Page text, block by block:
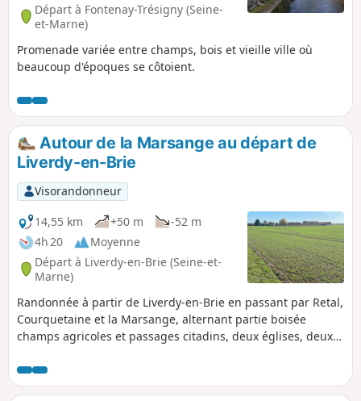
Départ à Fontenay-Trésigny (Seine-
et-Marne)
Promenade variée entre champs, bois et vieille ville où
beaucoup d'époques se côtoient.
Autour de la Marsange au départ de
Liverdy-en-Brie
Visorandonneur
14,55 km
+50 m
-52 m
4h 20
Moyenne
Départ à Liverdy-en-Brie (Seine-et-
Marne)
Randonnée à partir de Liverdy-en-Brie en passant par Retal,
Courquetaine et la Marsange, alternant partie boisée
champs agricoles et passages citadins, deux églises, deux